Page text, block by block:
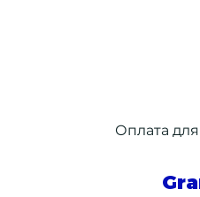
Оплата